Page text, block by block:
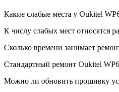
Какие слабые места у Oukitel
К числу слабых мест относятся
Сколько времени занимает
Стандартный ремонт Oukitel
Можно ли обновить прошивку